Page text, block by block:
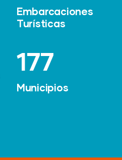
Embarcaciones
Turísticas
247
Municipios